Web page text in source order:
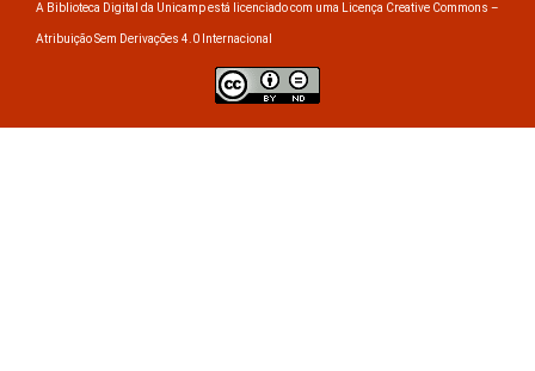
A Biblioteca Digital da Unicamp está licenciado com uma Licença Creative Commons –
Atribuição Sem Derivações 4.0 Internacional